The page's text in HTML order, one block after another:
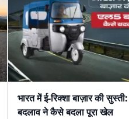
भारत में ई-रिक्शा बाज़ार की
बदलाव ने कैसे बदला पूरा खेल